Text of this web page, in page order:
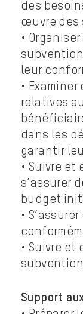
des
œuvre des
•
leur
•
relatives
dans les
garantir
• Suivre
s’assurer
budget
•
• Suivre
Support